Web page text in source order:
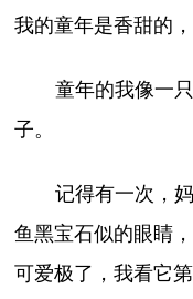
我的童年是香甜的
童年的我像一
子。
记得有一次，
鱼黑宝石似的眼睛
可爱极了，我看它